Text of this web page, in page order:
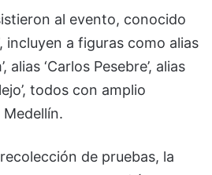
al evento, conocido
incluyen a figuras como alias
alias ‘Carlos Pesebre’, alias
todos con amplio
de pruebas, la